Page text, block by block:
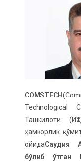
COMSTECH
Technological
Ташкилоти
ҳамкорлик
ойидаСаудия
бўлиб